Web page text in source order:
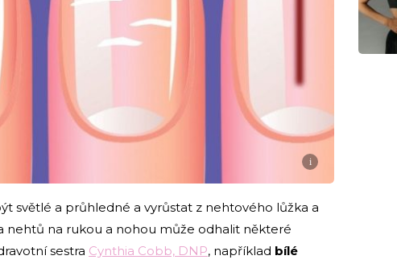
i
světlé a průhledné a vyrůstat z nehtového lůžka a
nehtů na rukou a nohou může odhalit některé
sestra Cynthia Cobb, DNP, například bílé